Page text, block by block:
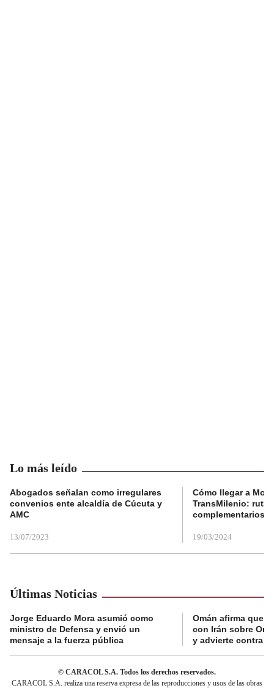
Lo más leído
Abogados señalan como irregulares
convenios ente alcaldía de Cúcuta y
AMC
13/07/2023
Cómo llegar a
TransMilenio:
complementarios
19/03/2024
Últimas Noticias
Jorge Eduardo Mora asumió como
ministro de Defensa y envió un
mensaje a la fuerza pública
Omán afirma que
con Irán sobre
y advierte contra
© CARACOL S.A. Todos los derechos reservados.
CARACOL S.A. realiza una reserva expresa de las reproducciones y usos de las obras